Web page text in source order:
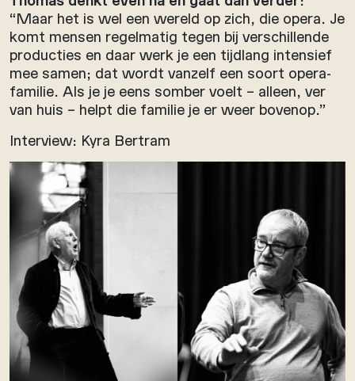
“Maar het is wel een wereld op zich, die opera. Je
komt mensen regelmatig tegen bij verschillende
producties en daar werk je een tijdlang intensief
mee samen; dat wordt vanzelf een soort opera-
familie. Als je je eens somber voelt – alleen, ver
van huis – helpt die familie je er weer bovenop.”
Interview: Kyra Bertram